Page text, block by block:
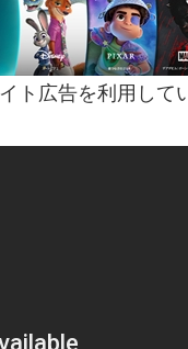
ト広告を利用して